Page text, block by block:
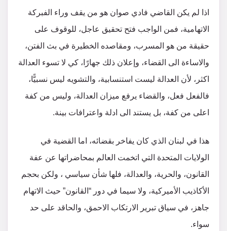
اذا لم يكن القاضي فادي صوان هو من يقف وراء الفبركة
الاتهامية، فمن الواجب فتح تحقيق عاجل، للوقوف على
حقيقة من هو المسرب، ومقاصده الخطيرة في بث الفتن،
والاساءة الى القضاء، وإعلان ذلك جهارًا، كي لا تسوء العدالة
اكثر، لأن العدالة ليست استنسابية، والتشويه ليس نسبيًّا،
فالفعل فعل، والقضاء يرفع ميزان العدالة، وليس من كفة
اعلى من كفة، بل يستند الى ادلة واعترافات بينة.
هذا في لبنان الذي كان يفاخر بقضائه، اما القضية في
الولايات المتحدة التي اتخمت العالم بمحاضراتها عن عفة
القانون، والحرية، والعدالة، فلها شأن سياسي ، ولكن بحجم
الأكاذيب الأميركية، ولا سيما في دور “القانون” حيث الاتهام
جاهز، في سياق تبرير الارتكاب الاحمق، والحاقد على حد
سواء.